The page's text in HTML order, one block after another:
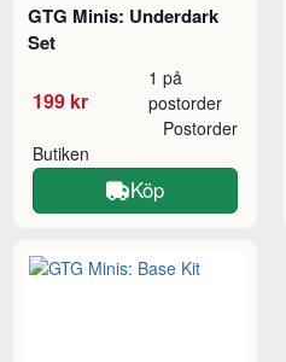
GTG Minis: Underdark
Set
199 kr
1 på
postorder
Butiken
Postorder
Köp